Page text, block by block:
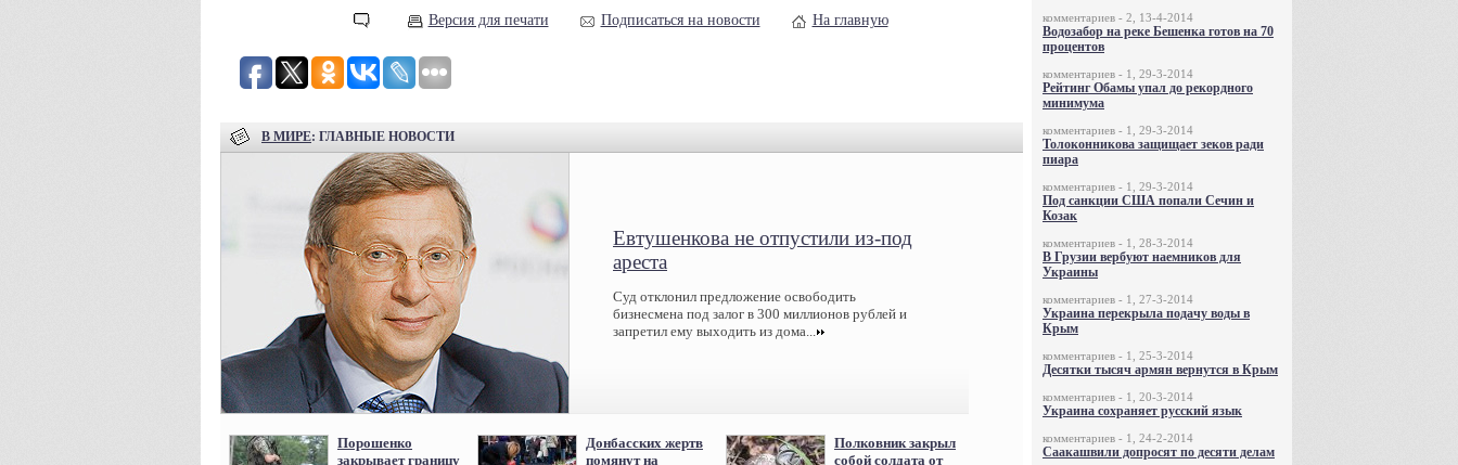
Версия для печати Подписаться на новости На главную
В МИРЕ: ГЛАВНЫЕ НОВОСТИ
Евтушенкова не отпустили из-под
ареста
Суд отклонил предложение освободить
бизнесмена под залог в 300 миллионов рублей и
запретил ему выходить из дома...
Порошенко
закрывает границу
Донбасских жертв
помянут на
Полковник закрыл
собой солдата от
комментариев - 2, 13-4-2014
Водозабор на реке Бешенка готов на 70
процентов
комментариев - 1, 29-3-2014
Рейтинг Обамы упал до рекордного
минимума
комментариев - 1, 29-3-2014
Толоконникова защищает зеков ради
пиара
комментариев - 1, 29-3-2014
Под санкции США попали Сечин и
Козак
комментариев - 1, 28-3-2014
В Грузии вербуют наемников для
Украины
комментариев - 1, 27-3-2014
Украина перекрыла подачу воды в
Крым
комментариев - 1, 25-3-2014
Десятки тысяч армян вернутся в Крым
комментариев - 1, 20-3-2014
Украина сохраняет русский язык
комментариев - 1, 24-2-2014
Саакашвили допросят по десяти делам